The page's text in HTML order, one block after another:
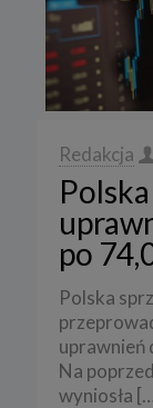
Redakcja
po
Polska
uprawnień
Na
wyniosła